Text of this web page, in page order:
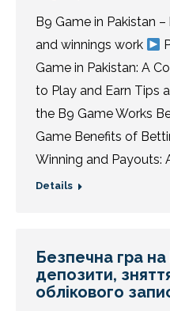
B9 Game in Pakistan
and winnings work
Game in Pakistan: A
to Play and Earn Tips
the B9 Game Works
Game Benefits of
Winning and Payouts:
Details
Безпечна гра
депозити,
облікового